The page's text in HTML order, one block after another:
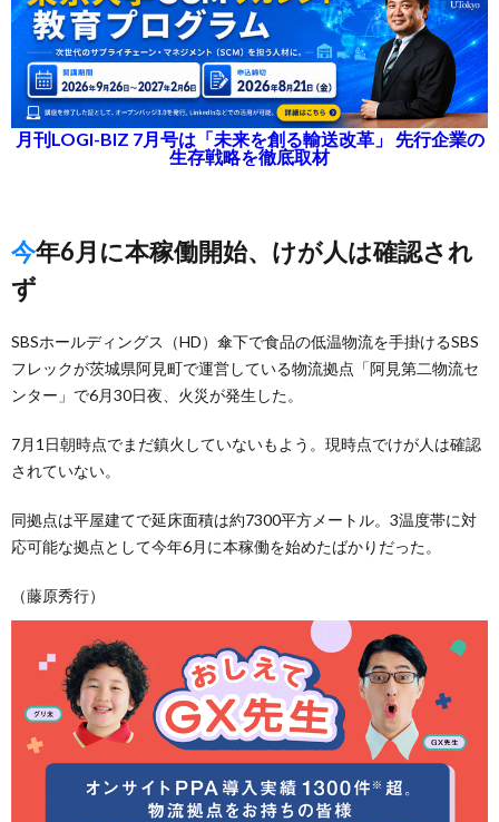
月刊LOGI-BIZ 7月号は「未来を創る輸送改革」 先行企業の
生存戦略を徹底取材
今年6月に本稼働開始、けが人は確認され
ず
SBSホールディングス（HD）傘下で食品の低温物流を手掛けるSBS
フレックが茨城県阿見町で運営している物流拠点「阿見第二物流セ
ンター」で6月30日夜、火災が発生した。
7月1日朝時点でまだ鎮火していないもよう。現時点でけが人は確認
されていない。
同拠点は平屋建てで延床面積は約7300平方メートル。3温度帯に対
応可能な拠点として今年6月に本稼働を始めたばかりだった。
（藤原秀行）